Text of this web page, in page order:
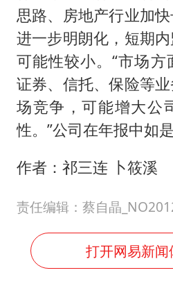
思路、房地产行业加
进一步明朗化，短期
可能性较小。“市场方
证券、信托、保险等
场竞争，可能增大公
性。”公司在年报中如是
作者：祁三连 卜筱溪
责任编辑：蔡自晶
打开网易新闻